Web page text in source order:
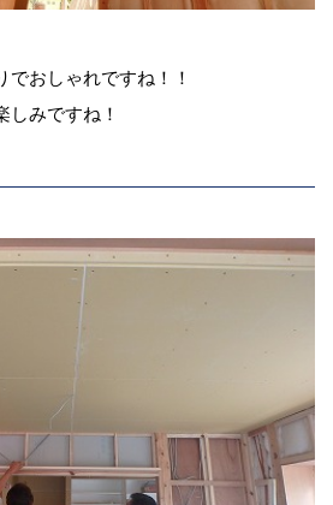
でおしゃれですね！！
しみですね！